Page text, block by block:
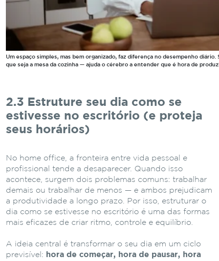
Um espaço simples, mas bem organizado, faz diferença no desempenho
que seja a mesa da cozinha — ajuda o cérebro a entender que é hora de
2.3 Estruture seu dia como se
estivesse no escritório (e proteja
seus horários)
No home office, a fronteira entre vida pessoal e
profissional tende a desaparecer. Quando isso
acontece, surgem dois problemas comuns: trabalhar
demais ou trabalhar de menos — e ambos prejudicam
a produtividade a longo prazo. Por isso, estruturar o
dia como se estivesse no escritório é uma das formas
mais eficazes de criar ritmo, controle e equilíbrio.
A ideia central é transformar o seu dia em um ciclo
previsível: hora de começar, hora de pausar, hora